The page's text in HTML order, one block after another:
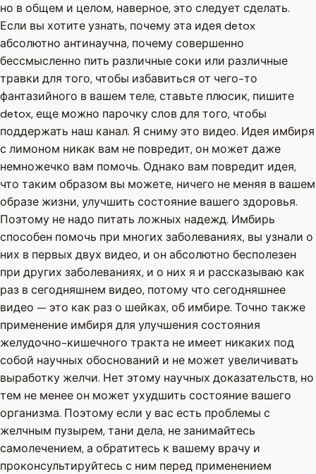
но в общем и целом, наверное, это следует сделать.
Если вы хотите узнать, почему эта идея detox
абсолютно антинаучна, почему совершенно
бессмысленно пить различные соки или различные
травки для того, чтобы избавиться от чего-то
фантазийного в вашем теле, ставьте плюсик, пишите
detox, еще можно парочку слов для того, чтобы
поддержать наш канал. Я сниму это видео. Идея имбиря
с лимоном никак вам не повредит, он может даже
немножечко вам помочь. Однако вам повредит идея,
что таким образом вы можете, ничего не меняя в вашем
образе жизни, улучшить состояние вашего здоровья.
Поэтому не надо питать ложных надежд. Имбирь
способен помочь при многих заболеваниях, вы узнали о
них в первых двух видео, и он абсолютно бесполезен
при других заболеваниях, и о них я и рассказываю как
раз в сегодняшнем видео, потому что сегодняшнее
видео — это как раз о шейках, об имбире. Точно также
применение имбиря для улучшения состояния
желудочно-кишечного тракта не имеет никаких под
собой научных обоснований и не может увеличивать
выработку желчи. Нет этому научных доказательств, но
тем не менее он может ухудшить состояние вашего
организма. Поэтому если у вас есть проблемы с
желчным пузырем, тани дела, не занимайтесь
самолечением, а обратитесь к вашему врачу и
проконсультируйтесь с ним перед применением